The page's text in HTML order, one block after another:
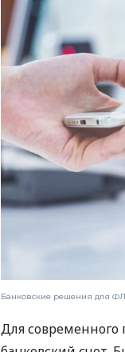
Банковские решения для
Для